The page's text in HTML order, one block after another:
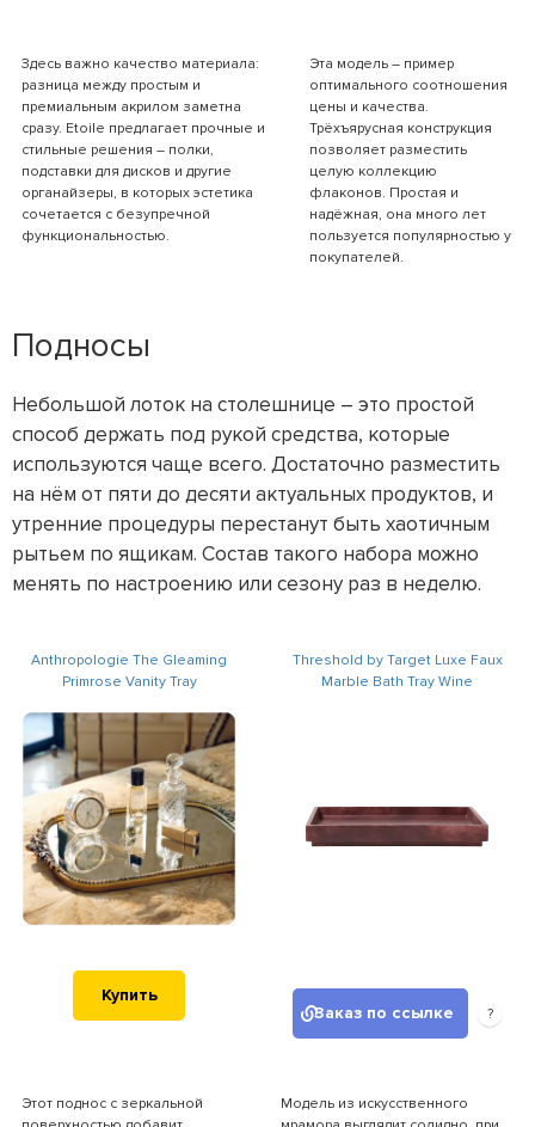
Здесь важно качество материала:
разница между простым и
премиальным акрилом заметна
сразу. Etoile предлагает прочные и
стильные решения – полки,
подставки для дисков и другие
органайзеры, в которых эстетика
сочетается с безупречной
функциональностью.
Эта модель – пример
оптимального соотношения
цены и качества.
Трёхъярусная конструкция
позволяет разместить
целую коллекцию
флаконов. Простая и
надёжная, она много лет
пользуется популярностью у
покупателей.
Подносы
Небольшой лоток на столешнице – это простой
способ держать под рукой средства, которые
используются чаще всего. Достаточно разместить
на нём от пяти до десяти актуальных продуктов, и
утренние процедуры перестанут быть хаотичным
рытьем по ящикам. Состав такого набора можно
менять по настроению или сезону раз в неделю.
Anthropologie The Gleaming
Primrose Vanity Tray
Купить
Threshold by Target Luxe Faux
Marble Bath Tray Wine
Заказ по ссылке ?
Этот поднос с зеркальной
Модель из искусственного